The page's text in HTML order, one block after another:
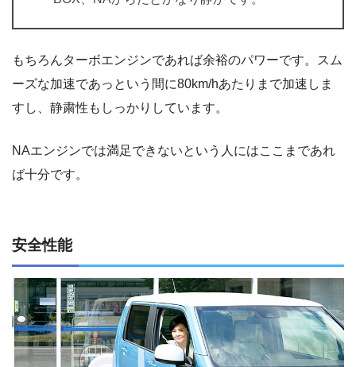
もちろんターボエンジンであれば余裕のパワーです。スム
ーズな加速であっという間に80km/hあたりまで加速しま
すし、静粛性もしっかりしています。
NAエンジンでは満足できないという人にはここまであれ
ば十分です。
安全性能